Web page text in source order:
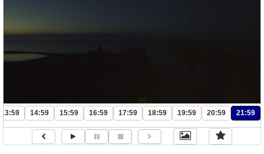
13:59 14:59 15:59 16:59 17:59 18:59 19:59 20:59 21:59